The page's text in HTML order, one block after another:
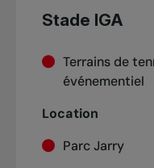
Stade IGA
Terrains de
événementiel
Location
Parc Jarry